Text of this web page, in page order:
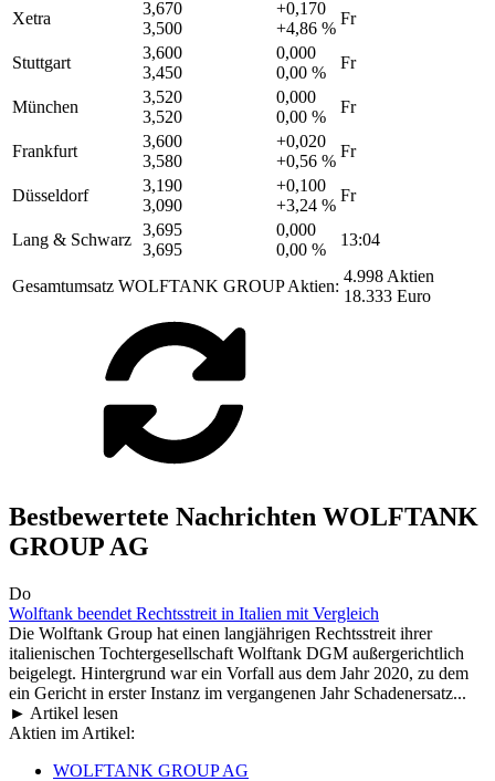
Xetra
3,670
3,500
+0,170
+4,86 %
Fr
Stuttgart
3,600
3,450
0,000
0,00 %
Fr
München
3,520
3,520
0,000
0,00 %
Fr
Frankfurt
3,600
3,580
+0,020
+0,56 %
Fr
Düsseldorf
3,190
3,090
+0,100
+3,24 %
Fr
Lang & Schwarz
3,695
3,695
0,000
0,00 %
13:04
Gesamtumsatz WOLFTANK GROUP Aktien:
4.998 Aktien
18.333 Euro
Bestbewertete Nachrichten WOLFTANK
GROUP AG
Do
Wolftank beendet Rechtsstreit in Italien mit Vergleich
Die Wolftank Group hat einen langjährigen Rechtsstreit ihrer
italienischen Tochtergesellschaft Wolftank DGM außergerichtlich
beigelegt. Hintergrund war ein Vorfall aus dem Jahr 2020, zu dem
ein Gericht in erster Instanz im vergangenen Jahr Schadenersatz...
► Artikel lesen
Aktien im Artikel:
WOLFTANK GROUP AG